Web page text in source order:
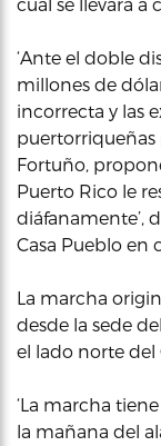
‘Ante el doble
millones de
incorrecta y las
puertorriqueñas
Fortuño,
Puerto Rico le
diáfanamente’,
Casa Pueblo en
La marcha
desde la sede
el lado norte del
‘La marcha
la mañana del